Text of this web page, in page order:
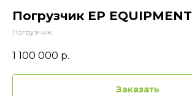
Погрузчик EP EQUIPMENT
Погрузчик
1 100 000 р.
Заказать